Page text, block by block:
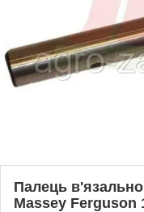
Палець
Massey Ferguson